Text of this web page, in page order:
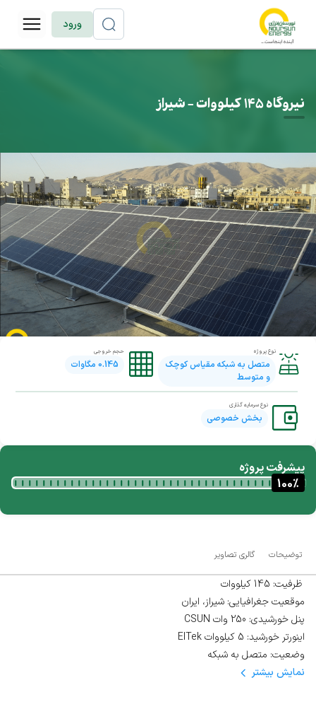
ورود
نیروگاه 145 کیلووات - شیراز
نوع پروژه
متصل به شبکه مقیاس کوچک
و متوسط
حجم خروجی
0.145 مگاوات
نوع سرمایه گذاری
بخش خصوصی
پیشرفت پروژه
100%
توضیحات گالری تصاویر
ظرفیت: 145 کیلووات
موقعیت جغرافیایی: شیراز، ایران
پنل خورشیدی: 250 وات CSUN
اینورتر خورشید: 5 کیلووات ElTek
وضعیت: متصل به شبکه
نمایش بیشتر